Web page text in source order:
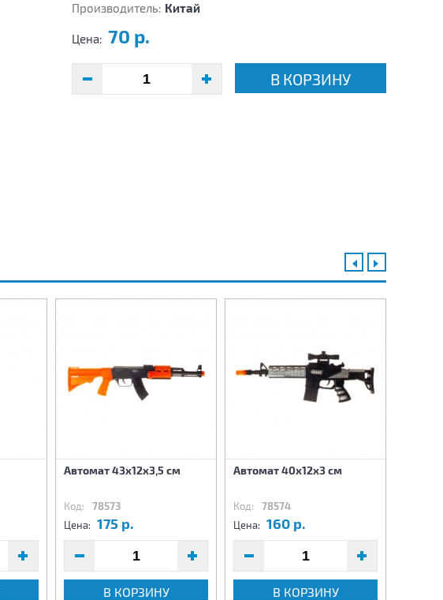
Производитель: Китай
Цена: 70 р.
В КОРЗИНУ
Автомат 43х12х3,5 см
Код: 78573
Цена: 175 р.
В КОРЗИНУ
Автомат 40х12х3 см
Код: 78574
Цена: 160 р.
В КОРЗИНУ